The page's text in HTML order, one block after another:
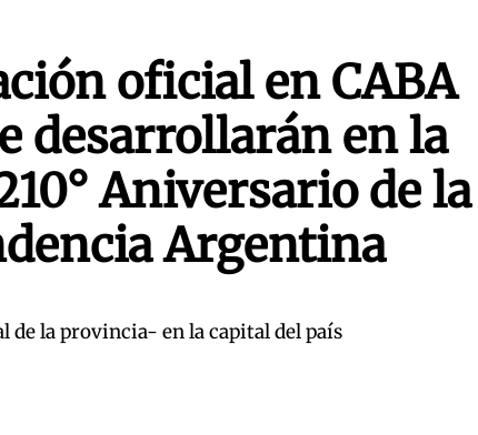
oficial en CABA
desarrollarán en la
Aniversario de la
Argentina
de la provincia- en la capital del país